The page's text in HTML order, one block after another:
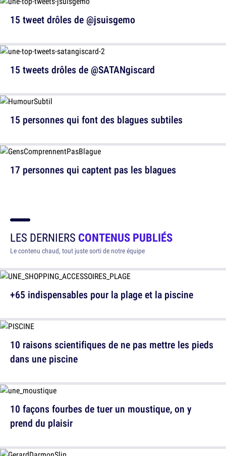
15 personnes qui font des blagues subtiles
15 tweet drôles de @jsuisgemo
15 tweets drôles de @SATANgiscard
17 personnes qui captent pas les blagues
LES DERNIERS CONTENUS PUBLIÉS
Le contenu chaud, tout juste sorti de notre équipe
+65 indispensables pour la plage et la piscine
10 façons fourbes de tuer un moustique, on y
prend du plaisir
10 raisons scientifiques de ne pas mettre les pieds
dans une piscine